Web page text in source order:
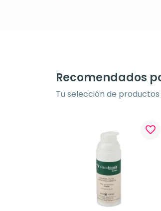
Recomendados
Tu selección de productos
favorite_border